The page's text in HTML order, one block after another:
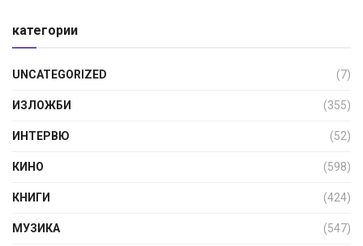
категории
UNCATEGORIZED (7)
ИЗЛОЖБИ (355)
ИНТЕРВЮ (52)
КИНО (598)
КНИГИ (424)
МУЗИКА (547)